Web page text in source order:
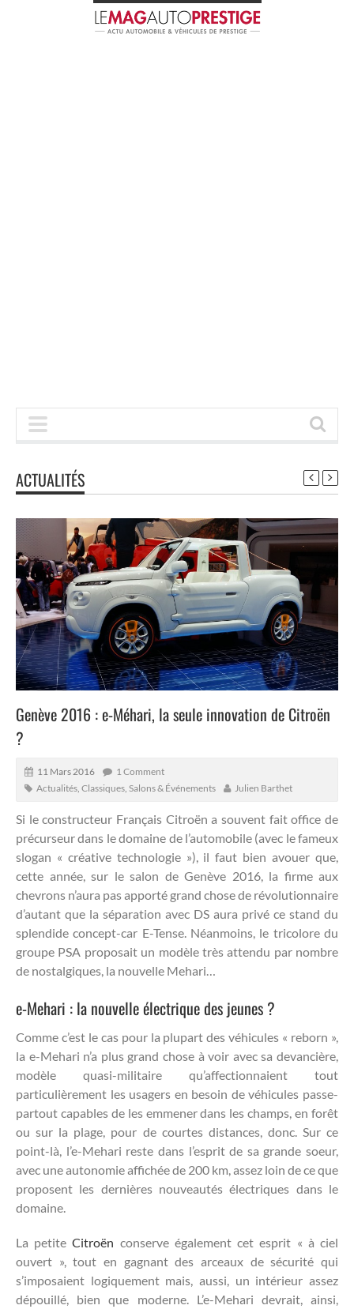
ACTUALITÉS
Genève 2016 : e-Méhari, la seule innovation de Citroën
?
11 Mars 2016
1 Comment
Actualités Classiques Salons & Événements Julien Barthet
Si le constructeur Français Citroën a souvent fait office de
précurseur dans le domaine de l’automobile (avec le fameux
slogan « créative technologie »), il faut bien avouer que,
cette année, sur le salon de Genève 2016, la firme aux
chevrons n’aura pas apporté grand chose de révolutionnaire
d’autant que la séparation avec DS aura privé ce stand du
splendide concept-car E-Tense.Néanmoins, le tricolore du
groupe PSA proposait un modèle très attendu par nombre
de nostalgiques, la nouvelle Mehari…
e-Mehari : la nouvelle électrique des jeunes ?
Comme c’est le cas pour la plupart des véhicules « reborn »,
la e-Mehari n’a plus grand chose à voir avec sa devancière,
modèle quasi-militaire qu’affectionnaient tout
particulièrement les usagers en besoin de véhicules passe-
partout capables de les emmener dans les champs, en forêt
ou sur la plage, pour de courtes distances, donc. Sur ce
point-là, l’e-Mehari reste dans l’esprit de sa grande soeur,
avec une autonomie affichée de 200 km, assez loin de ce que
proposent les dernières nouveautés électriques dans le
domaine.
La petiteCitroën conserve également cet esprit « à ciel
ouvert », tout en gagnant des arceaux de sécurité qui
s’imposaient logiquement mais, aussi, un intérieur assez
dépouillé, bien que moderne. L’e-Mehari devrait, ainsi,